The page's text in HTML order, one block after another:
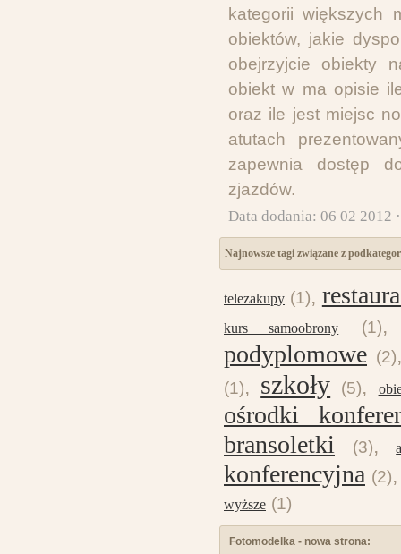
kategorii większych
obiektów, jakie
obejrzyjcie obiekty
obiekt w ma opisie
oraz ile jest miejsc
atutach
zapewnia dostęp
zjazdów.
Data dodania: 06 02 2012
Najnowsze tagi związane z
telezakupy (1),
kurs samoobrony (1)
podyplomowe (2)
(1), szkoły (5),
ośrodki
bransoletki
(3),
konferencyjna (2)
wyższe (1)
Fotomodelka - nowa strona: